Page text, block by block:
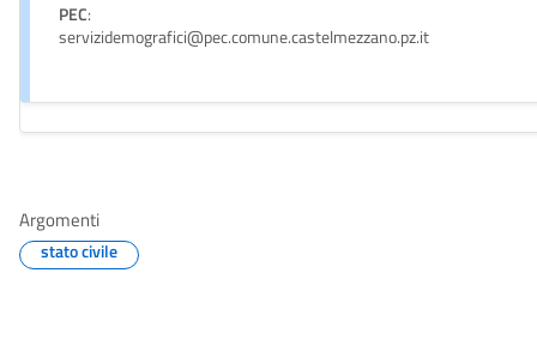
PEC:
servizidemografici@pec.comune.castelmezzano.pz.it
Argomenti
stato civile